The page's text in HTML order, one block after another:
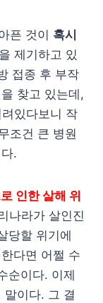
픈 것이 혹시
제기하고 있
접종 후 부작
찾고 있는데,
려있다보니 작
조건 큰 병원
.
인한 살해 위
나라가 살인진
당할 위기에
다면 어쩔 수
순이다. 이제
이다. 그 결